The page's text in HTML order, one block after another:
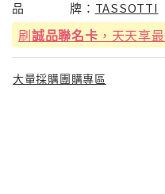
品
牌： TASSOTTI
刷誠品聯名卡 ，天天享
大量採購團購專區